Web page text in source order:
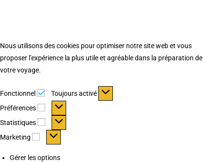
Nous utilisons des cookies pour optimiser notre site web et vous
proposer l'expérience la plus utile et agréable dans la préparation de
votre voyage.
Fonctionnel Fonctionnel
Toujours activé
Préférences
Préférences
Statistiques Statistiques
Marketing Marketing
Gérer les options